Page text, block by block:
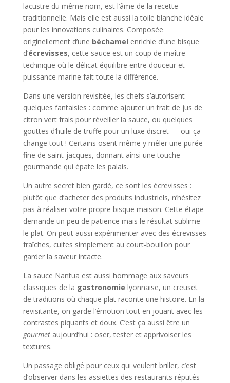
lacustre du même nom, est l’âme de la recette
traditionnelle. Mais elle est aussi la toile blanche idéale
pour les innovations culinaires. Composée
originellement d’une béchamel enrichie d’une bisque
d’écrevisses, cette sauce est un coup de maître
technique où le délicat équilibre entre douceur et
puissance marine fait toute la différence.
Dans une version revisitée, les chefs s’autorisent
quelques fantaisies : comme ajouter un trait de jus de
citron vert frais pour réveiller la sauce, ou quelques
gouttes d’huile de truffe pour un luxe discret — oui ça
change tout ! Certains osent même y mêler une purée
fine de saint-jacques, donnant ainsi une touche
gourmande qui épate les palais.
Un autre secret bien gardé, ce sont les écrevisses :
plutôt que d’acheter des produits industriels, n’hésitez
pas à réaliser votre propre bisque maison. Cette étape
demande un peu de patience mais le résultat sublime
le plat. On peut aussi expérimenter avec des écrevisses
fraîches, cuites simplement au court-bouillon pour
garder la saveur intacte.
La sauce Nantua est aussi hommage aux saveurs
classiques de la gastronomie lyonnaise, un creuset
de traditions où chaque plat raconte une histoire. En la
revisitante, on garde l’émotion tout en jouant avec les
contrastes piquants et doux. C’est ça aussi être un
gourmetaujourd’hui : oser, tester et apprivoiser les
textures.
Un passage obligé pour ceux qui veulent briller, c’est
d’observer dans les assiettes des restaurants réputés